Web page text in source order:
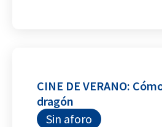
CINE DE VERANO:
dragón
Sin aforo